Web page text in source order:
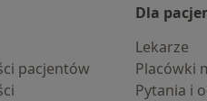
pacjentów
Dla
Lekarze
Placówki
Pytania i